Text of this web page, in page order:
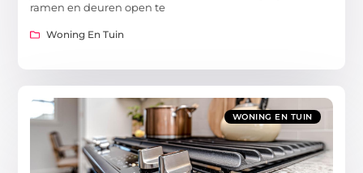
ramen en deuren open te
Woning En Tuin
WONING EN TUIN